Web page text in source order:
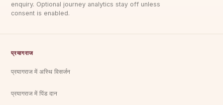
enquiry. Optional journey analytics stay off unless
consent is enabled.
प्रयागराज
प्रयागराज में अस्थि विसर्जन
प्रयागराज में पिंड दान